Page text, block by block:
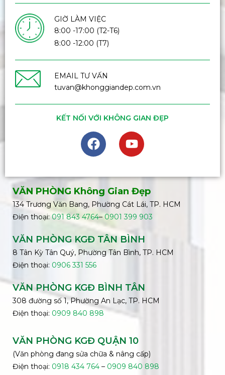
GIỜ LÀM VIỆC
8:00 -17:00 (T2-T6)
8:00 -12:00 (T7)
EMAIL TƯ VẤN
tuvan@khonggiandep.com.vn
KẾT NỐI VỚI KHÔNG GIAN ĐẸP
VĂN PHÒNG Không Gian Đẹp
134 Trương Văn Bang, Phường Cát Lái, TP. HCM
Điện thoại:091 843 4764– 0901 399 903
VĂN PHÒNG KGĐ TÂN BÌNH
8 Tân Kỳ Tân Quý, Phường Tân Bình, TP. HCM
Điện thoại: 0906 331 556
VĂN PHÒNG KGĐ BÌNH TÂN
308 đường số 1, Phường An Lạc, TP. HCM
Điện thoại: 0909 840 898
VĂN PHÒNG KGĐ QUẬN 10
(Văn phòng đang sửa chữa & nâng cấp)
Điện thoại: 0918 434 764 – 0909 840 898